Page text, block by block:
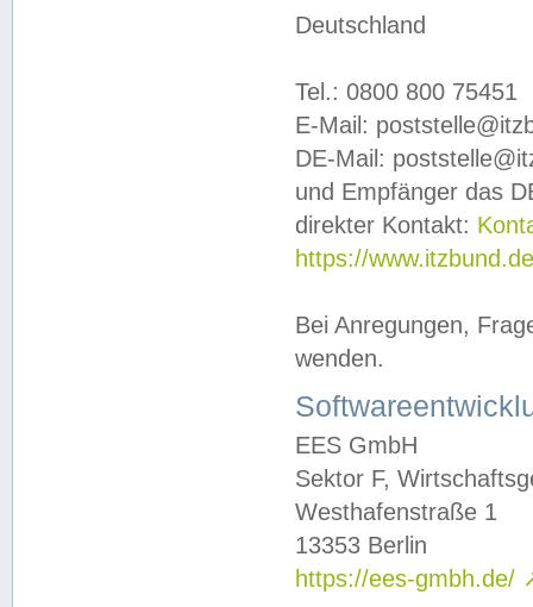
Deutschland
Tel.: 0800 800 75451
E-Mail:
DE-Mail:
und Empfänger das
direkter Kontakt:
https://
Bei Anregungen,
wenden.
EES GmbH
Sektor F,
Westhafenstraße 1
13353 Berlin
https://ees-gmbh.de/